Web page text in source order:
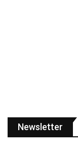
Newsletter